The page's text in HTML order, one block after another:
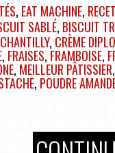
, EAT MACHINE,
SABLÉ, BISCUIT
, CRÈME
, FRAISES, FRAMBOISE,
, MEILLEUR PÂTISSIER
, POUDRE